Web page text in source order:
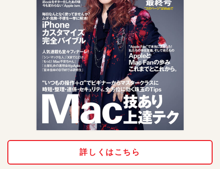
詳しくはこちら